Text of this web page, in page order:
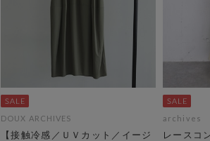
DOUX ARCHIVES
【接触冷感／ＵＶカット／イージ
archives
レースコ